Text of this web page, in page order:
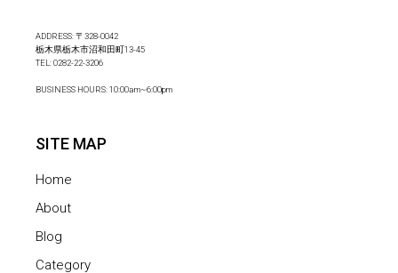
ADDRESS: 〒328-0042
栃木県栃木市沼和田町13-45
TEL:0282-22-3206
BUSINESS HOURS: 10:00am~6:00pm
SITE MAP
Home
About
Blog
Category